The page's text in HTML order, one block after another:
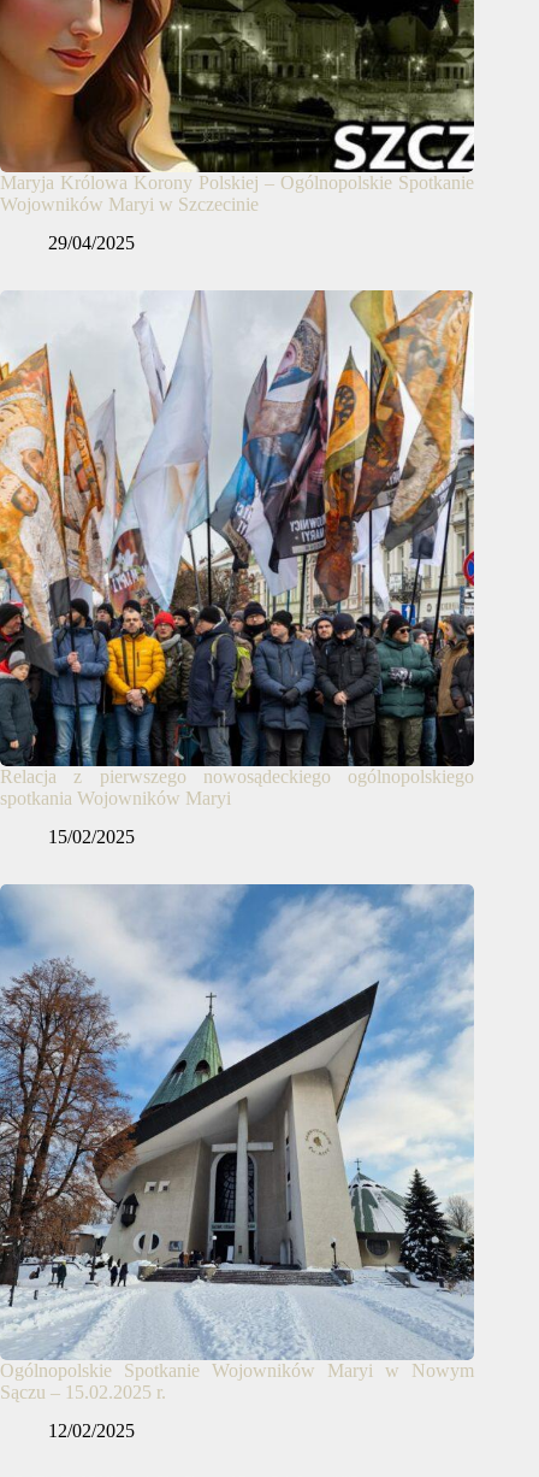
Maryja Królowa Korony Polskiej – Ogólnopolskie Spotkanie
Wojowników Maryi w Szczecinie
29/04/2025
Relacja z pierwszego nowosądeckiego ogólnopolskiego
spotkania Wojowników Maryi
15/02/2025
Ogólnopolskie Spotkanie Wojowników Maryi w Nowym
Sączu – 15.02.2025 r.
12/02/2025